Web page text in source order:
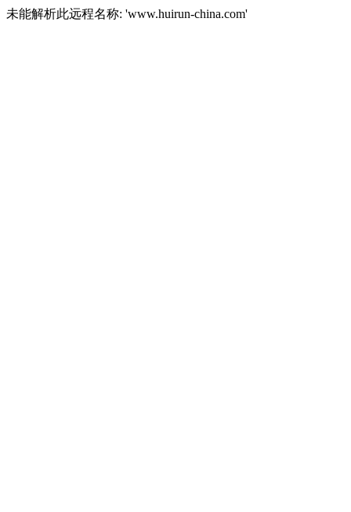
未能解析此远程名称: 'www.huirun-china.com'